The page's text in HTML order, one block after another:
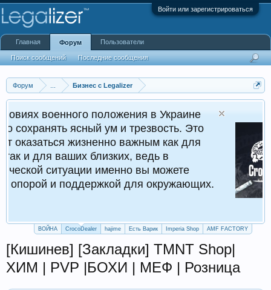
Войти или зарегистрироваться
Форум Бизнес с Legalizer
положения в Украине
ум и трезвость. Это
важным как для
близких, ведь в
именно вы можете
для окружающих.
ВОЙНА CrocoDealer hajime Есть Варик Imperia Shop AMF FACTORY
[Кишинев] [Закладки] TMNT Shop|
ХИМ | PVP |БОХИ | МЕФ | Розница
Главная Форум
Поиск сообщений Последние сообщения
Пользователи